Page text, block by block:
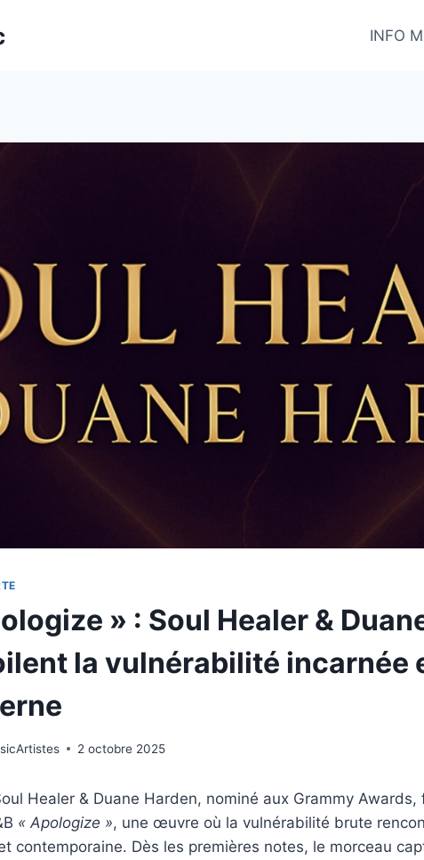
INFO
» : Soul Healer &
la vulnérabilité incarnée
2 octobre 2025
Healer & Duane Harden, nominé aux Grammy
« Apologize », une œuvre où la vulnérabilité brute
contemporaine. Dès les premières notes, le morceau